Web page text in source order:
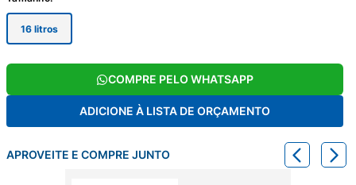
16 litros
COMPRE PELO WHATSAPP
ADICIONE À LISTA DE ORÇAMENTO
APROVEITE E COMPRE JUNTO